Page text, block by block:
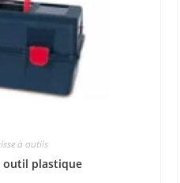
à outils
outil plastique